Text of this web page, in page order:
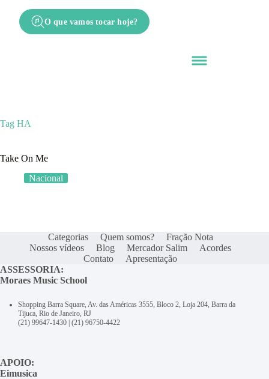
O que vamos tocar hoje?
Tag HA
Take On Me
Nacional
Categorias Quem somos?
Fração Nota
Nossos vídeos
Blog Mercador Salim
Acordes
Contato
Apresentação
ASSESSORIA:
Moraes Music School
Shopping Barra Square, Av. das Américas 3555, Bloco 2, Loja 204, Barra da
Tijuca, Rio de Janeiro, RJ
(21) 99647-1430 | (21) 96750-4422
APOIO:
Eimusica